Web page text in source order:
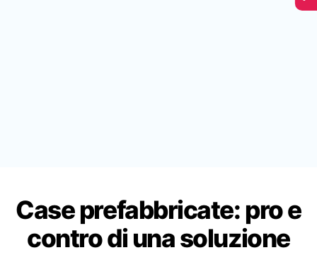
Case prefabbricate: pro e
contro di una soluzione